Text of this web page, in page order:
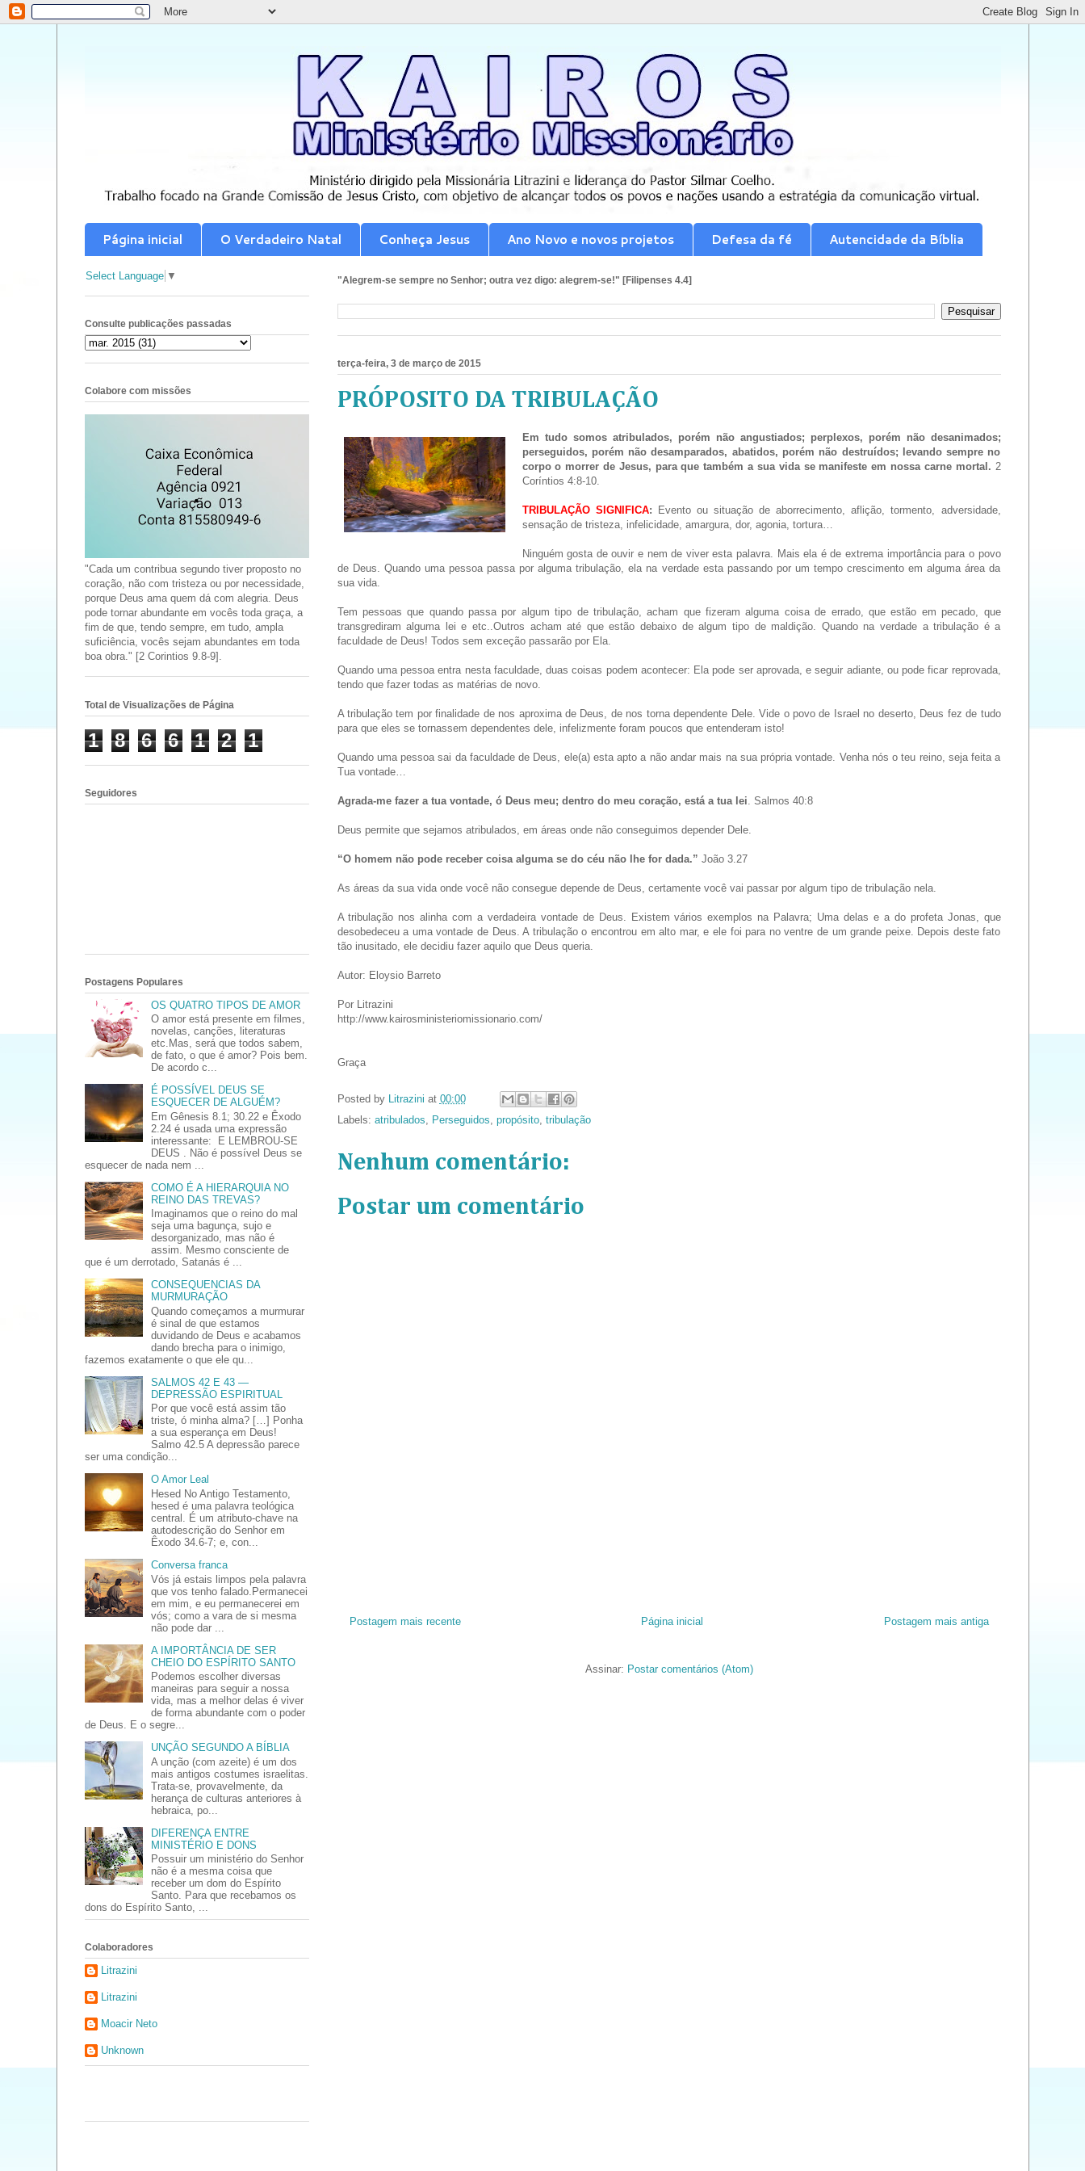
Página inicial O Verdadeiro Natal Conheça Jesus Ano Novo e novos projetos Defesa da fé Autencidade da Bíblia
"Alegrem-se sempre no Senhor; outra vez digo: alegrem-se!" [Filipenses 4.4]
terça-feira, 3 de março de 2015
PRÓPOSITO DA TRIBULAÇÃO
Em tudo somos atribulados, porém não angustiados; perplexos, porém não desanimados;
perseguidos, porém não desamparados, abatidos, porém não destruídos; levando sempre no
corpo o morrer de Jesus, para que também a sua vida se manifeste em nossa carne mortal. 2
Coríntios 4:8-10.
TRIBULAÇÃO SIGNIFICA: Evento ou situação de aborrecimento, aflição, tormento, adversidade,
sensação de tristeza, infelicidade, amargura, dor, agonia, tortura…
Ninguém gosta de ouvir e nem de viver esta palavra. Mais ela é de extrema importância para o povo
de Deus. Quando uma pessoa passa por alguma tribulação, ela na verdade esta passando por um tempo crescimento em alguma área da
sua vida.
Tem pessoas que quando passa por algum tipo de tribulação, acham que fizeram alguma coisa de errado, que estão em pecado, que
transgrediram alguma lei e etc..Outros acham até que estão debaixo de algum tipo de maldição. Quando na verdade a tribulação é a
faculdade de Deus! Todos sem exceção passarão por Ela.
Quando uma pessoa entra nesta faculdade, duas coisas podem acontecer: Ela pode ser aprovada, e seguir adiante, ou pode ficar reprovada,
tendo que fazer todas as matérias de novo.
A tribulação tem por finalidade de nos aproxima de Deus, de nos torna dependente Dele. Vide o povo de Israel no deserto, Deus fez de tudo
para que eles se tornassem dependentes dele, infelizmente foram poucos que entenderam isto!
Quando uma pessoa sai da faculdade de Deus, ele(a) esta apto a não andar mais na sua própria vontade. Venha nós o teu reino, seja feita a
Tua vontade…
Agrada-me fazer a tua vontade, ó Deus meu; dentro do meu coração, está a tua lei. Salmos 40:8
Deus permite que sejamos atribulados, em áreas onde não conseguimos depender Dele.
“O homem não pode receber coisa alguma se do céu não lhe for dada.” João 3.27
As áreas da sua vida onde você não consegue depende de Deus, certamente você vai passar por algum tipo de tribulação nela.
A tribulação nos alinha com a verdadeira vontade de Deus. Existem vários exemplos na Palavra; Uma delas e a do profeta Jonas, que
desobedeceu a uma vontade de Deus. A tribulação o encontrou em alto mar, e ele foi para no ventre de um grande peixe. Depois deste fato
tão inusitado, ele decidiu fazer aquilo que Deus queria.
Autor: Eloysio Barreto
Por Litrazini
http://www.kairosministeriomissionario.com/
Graça
Posted by Litrazini at 00:00
Labels: atribulados, Perseguidos, propósito, tribulação
Nenhum comentário:
Postar um comentário
Postagem mais recente Postagem mais antiga
Página inicial
Assinar: Postar comentários (Atom)
Select Language ▼
Consulte publicações passadas
Colabore com missões
"Cada um contribua segundo tiver proposto no
coração, não com tristeza ou por necessidade,
porque Deus ama quem dá com alegria. Deus
pode tornar abundante em vocês toda graça, a
fim de que, tendo sempre, em tudo, ampla
suficiência, vocês sejam abundantes em toda
boa obra." [2 Corintios 9.8-9].
Total de Visualizações de Página
1 8 6 6 1 2 1
Seguidores
Postagens Populares
OS QUATRO TIPOS DE AMOR
O amor está presente em filmes,
novelas, canções, literaturas
etc.Mas, será que todos sabem,
de fato, o que é amor? Pois bem.
De acordo c...
É POSSÍVEL DEUS SE
ESQUECER DE ALGUÉM?
Em Gênesis 8.1; 30.22 e Êxodo
2.24 é usada uma expressão
interessante: E LEMBROU-SE
DEUS . Não é possível Deus se
esquecer de nada nem ...
COMO É A HIERARQUIA NO
REINO DAS TREVAS?
Imaginamos que o reino do mal
seja uma bagunça, sujo e
desorganizado, mas não é
assim. Mesmo consciente de
que é um derrotado, Satanás é ...
CONSEQUENCIAS DA
MURMURAÇÃO
Quando começamos a murmurar
é sinal de que estamos
duvidando de Deus e acabamos
dando brecha para o inimigo,
fazemos exatamente o que ele qu...
SALMOS 42 E 43 —
DEPRESSÃO ESPIRITUAL
Por que você está assim tão
triste, ó minha alma? […] Ponha
a sua esperança em Deus!
Salmo 42.5 A depressão parece
ser uma condição...
O Amor Leal
Hesed No Antigo Testamento,
hesed é uma palavra teológica
central. É um atributo-chave na
autodescrição do Senhor em
Êxodo 34.6-7; e, con...
Conversa franca
Vós já estais limpos pela palavra
que vos tenho falado.Permanecei
em mim, e eu permanecerei em
vós; como a vara de si mesma
não pode dar ...
A IMPORTÂNCIA DE SER
CHEIO DO ESPÍRITO SANTO
Podemos escolher diversas
maneiras para seguir a nossa
vida, mas a melhor delas é viver
de forma abundante com o poder
de Deus. E o segre...
UNÇÃO SEGUNDO A BÍBLIA
A unção (com azeite) é um dos
mais antigos costumes israelitas.
Trata-se, provavelmente, da
herança de culturas anteriores à
hebraica, po...
DIFERENÇA ENTRE
MINISTÉRIO E DONS
Possuir um ministério do Senhor
não é a mesma coisa que
receber um dom do Espírito
Santo. Para que recebamos os
dons do Espírito Santo, ...
Colaboradores
Litrazini
Litrazini
Moacir Neto
Unknown